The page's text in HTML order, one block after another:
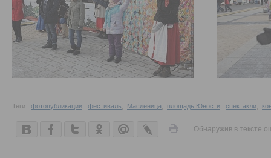
Теги: фотопубликации фестиваль Масленица площадь Юности спектакли
Обнаружив в тексте